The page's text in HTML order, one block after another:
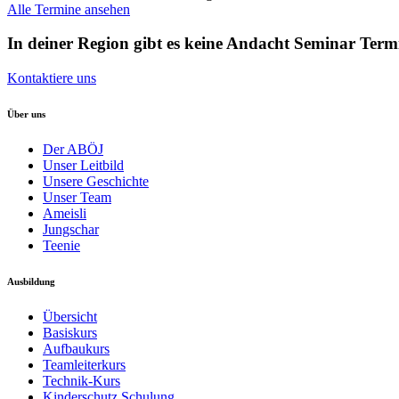
Alle Termine ansehen
In deiner Region gibt es keine Andacht Seminar
Kontaktiere uns
Über uns
Der ABÖJ
Unser Leitbild
Unsere Geschichte
Unser Team
Ameisli
Jungschar
Teenie
Ausbildung
Übersicht
Basiskurs
Aufbaukurs
Teamleiterkurs
Technik-Kurs